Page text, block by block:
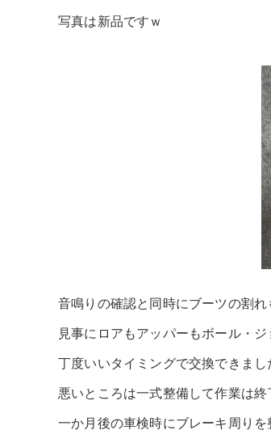
写真は新品ですｗ
音鳴りの確認と同時にブーツの割れ
見事にロアもアッパーもボール・
丁度いいタイミングで交換できまし
悪いところは一式整備して作業は終
一か月後の車検時にブレーキ周り